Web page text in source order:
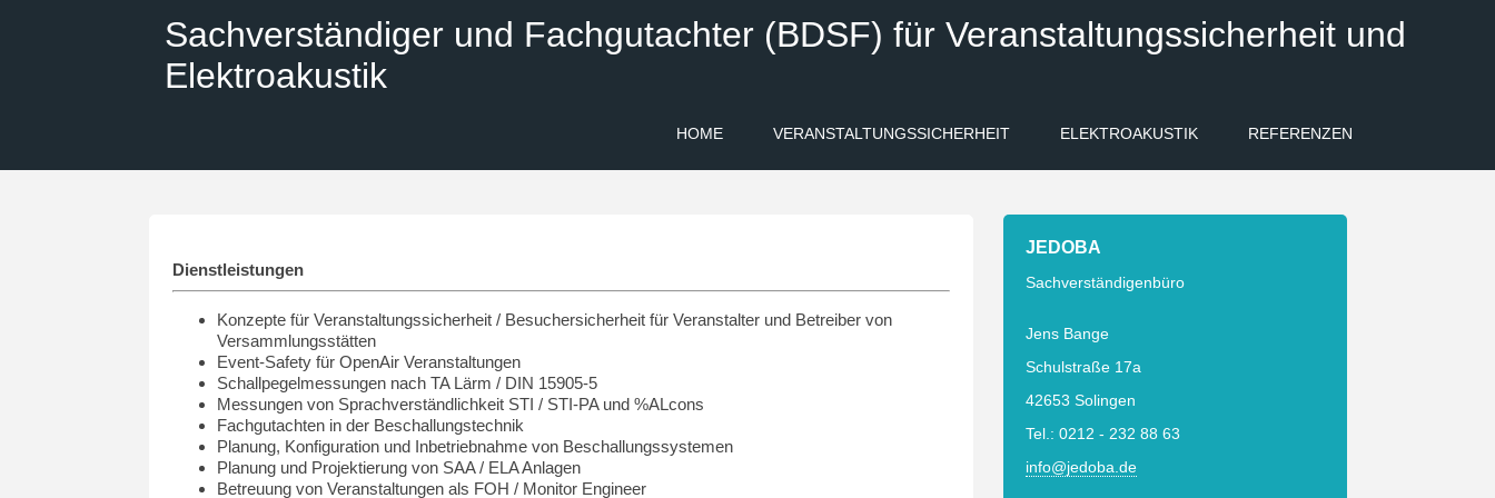
Sachverständiger und Fachgutachter (BDSF) für Veranstaltungssicherheit und
Elektroakustik
HOME VERANSTALTUNGSSICHERHEIT ELEKTROAKUSTIK REFERENZEN
Dienstleistungen
Konzepte für Veranstaltungssicherheit / Besuchersicherheit für Veranstalter und Betreiber von
Versammlungsstätten
Event-Safety für OpenAir Veranstaltungen
Schallpegelmessungen nach TA Lärm / DIN 15905-5
Messungen von Sprachverständlichkeit STI / STI-PA und %ALcons
Fachgutachten in der Beschallungstechnik
Planung, Konfiguration und Inbetriebnahme von Beschallungssystemen
Planung und Projektierung von SAA / ELA Anlagen
Betreuung von Veranstaltungen als FOH / Monitor Engineer
JEDOBA
Sachverständigenbüro
Jens Bange
Schulstraße 17a
42653 Solingen
Tel.: 0212 - 232 88 63
info@jedoba.de